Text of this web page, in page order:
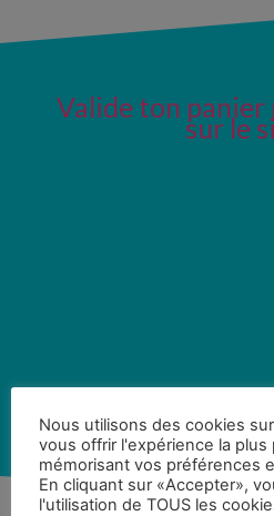
Valide ton panier
sur le
Nous utilisons des cookies
vous offrir l'expérience la plus
mémorisant vos préférences
En cliquant sur «Accepter»,
l'utilisation de TOUS les